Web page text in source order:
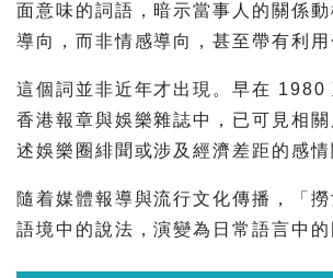
面意味的詞語，暗示當事人的關係
導向，而非情感導向，甚至帶有利用
這個詞並非近年才出現。早在
香港報章與娛樂雜誌中，已可見相
述娛樂圈緋聞或涉及經濟差距的感情
隨着媒體報導與流行文化傳播，「
語境中的說法，演變為日常語言中的